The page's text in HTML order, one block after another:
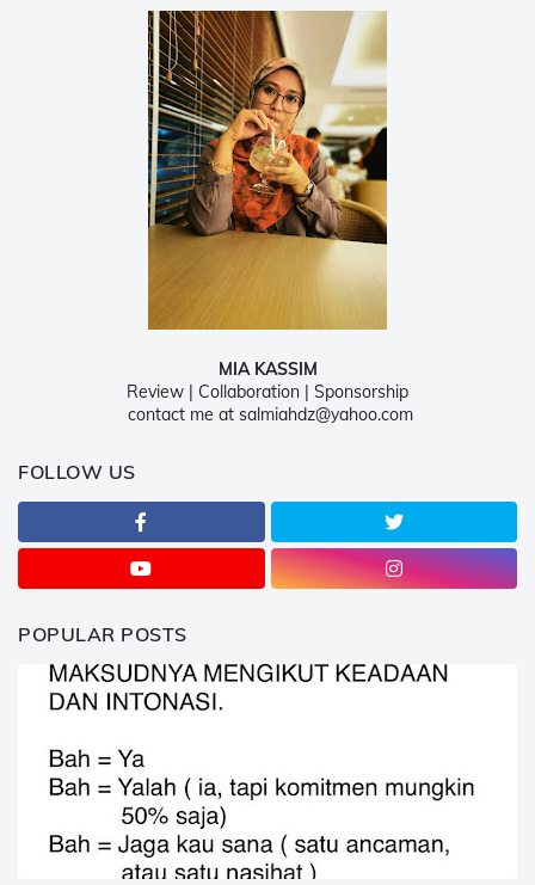
MIA KASSIM
Review | Collaboration | Sponsorship
contact me at salmiahdz@yahoo.com
FOLLOW US
POPULAR POSTS